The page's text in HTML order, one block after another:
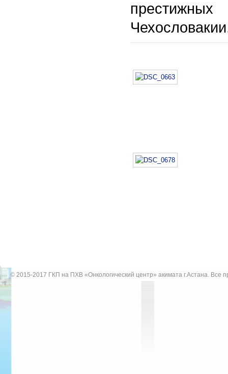
© 2015-2017 ГКП на ПХВ «Онкологический центр» акимата г.Астана. Все